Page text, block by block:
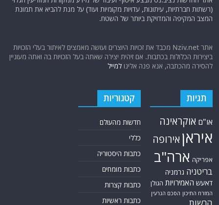
(רשתות חברתיות, עיתונות, עדויות מקומיות ועוד) על מנת להביא את תמונת
המצב המקיפה והמדויקת ביותר של השטח.
אתר Nziv.net מכבד את זכויות היוצרים ועושה מאמצים לאיתור בעלי הזכויות
ביצירות הכלולות בכתבות. אם זיהית יצירה שאתה בעל הזכויות בה ואתה מעוניין
להסירה מהכתבה, אנא פנה אלינולמייל
תגיות
או"ם אוקראינה
איראן אירופה
אפריקה ארה"ב
בריטניה גרמניה
דאעש האמירויות הגולן
המזרח התיכון הסכם הגרעין
הרשות
קטגוריות
חדשות מהעולם
כללי
כתבות היסטוריה
כתבות מומחים
כתבות קצרות
כתבות ראשיות